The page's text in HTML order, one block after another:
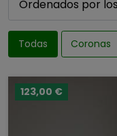
Todas Coronas
123,00 €